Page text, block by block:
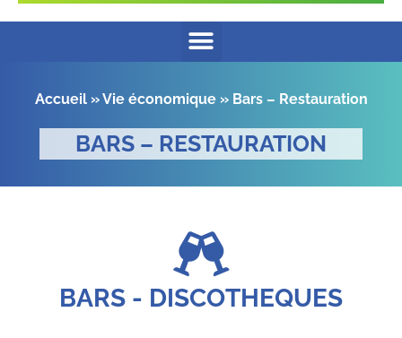
Accueil»Vie économique» Bars – Restauration
BARS – RESTAURATION
BARS - DISCOTHEQUES